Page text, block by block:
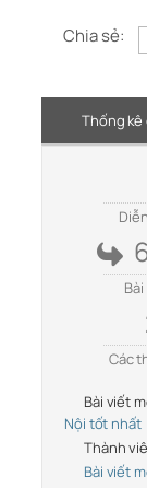
Chia sẻ:
Thống kê
Các
Bài viết
Nội tốt nhất
Thành
Bài viết